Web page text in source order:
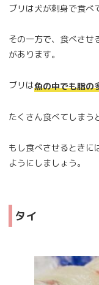
ブリは犬が刺身で食べ
その一方で、食べさせ
があります。
ブリは魚の中でも脂の
たくさん食べてしまう
もし食べさせるときに
ようにしましょう。
タイ